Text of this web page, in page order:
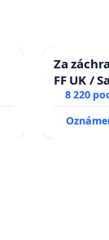
Za
FF UK /
the
8 220